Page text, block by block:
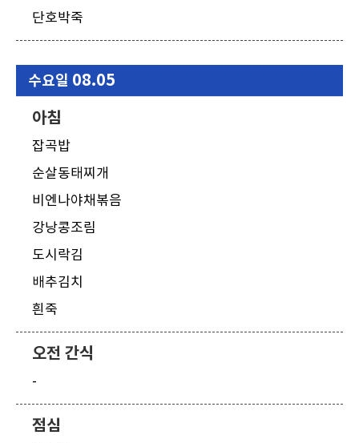
단호박죽
수요일 08.05
아침
잡곡밥
순살동태찌개
비엔나야채볶음
강낭콩조림
도시락김
배추김치
흰죽
오전 간식
-
점심